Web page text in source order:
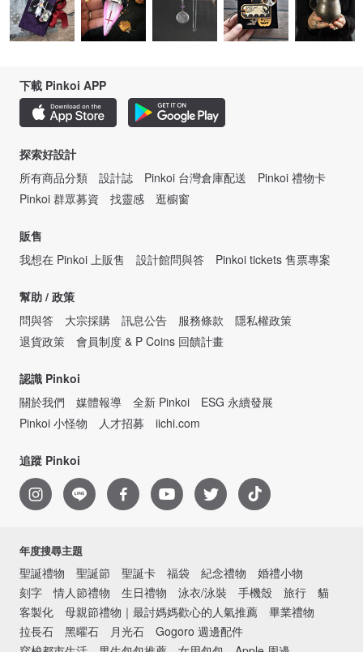
下載 Pinkoi APP
探索好設計
所有商品分類
設計誌 Pinkoi 台灣倉庫配送
Pinkoi 禮物卡
Pinkoi 群眾募資
找靈感 逛櫥窗
販售
我想在 Pinkoi 上販售
設計館問與答 Pinkoi tickets 售票專案
幫助 / 政策
問與答
大宗採購 訊息公告 服務條款
隱私權政策
退貨政策
會員制度 & P Coins 回饋計畫
認識 Pinkoi
關於我們
媒體報導 全新 Pinkoi
ESG 永續發展
Pinkoi 小怪物
人才招募 iichi.com
追蹤 Pinkoi
年度搜尋主題
聖誕禮物 聖誕節 聖誕卡 福袋 紀念禮物
婚禮小物
刻字
情人節禮物 生日禮物 泳衣/泳裝 手機殼 旅行
貓
客製化
母親節禮物｜最討媽媽歡心的人氣推薦
畢業禮物
拉長石
黑曜石 月光石
Gogoro 週邊配件